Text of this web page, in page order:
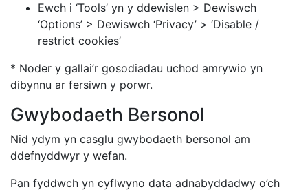
Ewch i ‘Tools’ yn y ddewislen > Dewiswch
‘Options’ > Dewiswch ‘Privacy’ > ‘Disable /
restrict cookies’
* Noder y gallai’r gosodiadau uchod amrywio yn
dibynnu ar fersiwn y porwr.
Gwybodaeth Bersonol
Nid ydym yn casglu gwybodaeth bersonol am
ddefnyddwyr y wefan.
Pan fyddwch yn cyflwyno data adnabyddadwy o’ch